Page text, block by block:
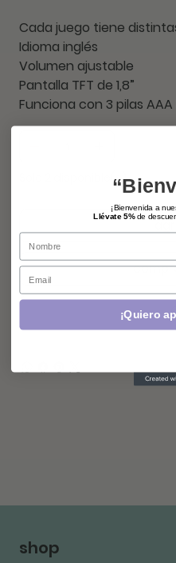
Cada juego tiene
Idioma inglés
Volumen ajustable
Pantalla TFT de 1,8”
Funciona con 3 pilas
Solo 2 disponible(s)
shop
¡Bienvenida a
Llévate 5%de
Name
Email
¡Quiero